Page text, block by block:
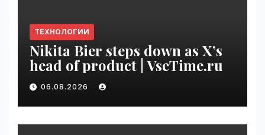
ТЕХНОЛОГИИ
Nikita Bier steps down as X’s
head of product | VseTime.ru
06.08.2026